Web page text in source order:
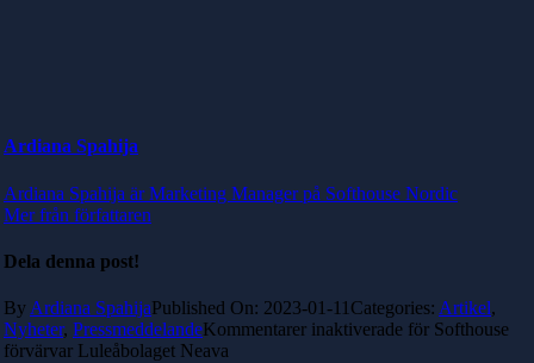
Ardiana Spahija
Ardiana Spahija är Marketing Manager på Softhouse Nordic
Mer från författaren
Dela denna post!
By Ardiana SpahijaPublished On: 2023-01-11 Categories: Artikel,
Nyheter, PressmeddelandeKommentarer inaktiverade för Softhouse
förvärvar Luleåbolaget Neava